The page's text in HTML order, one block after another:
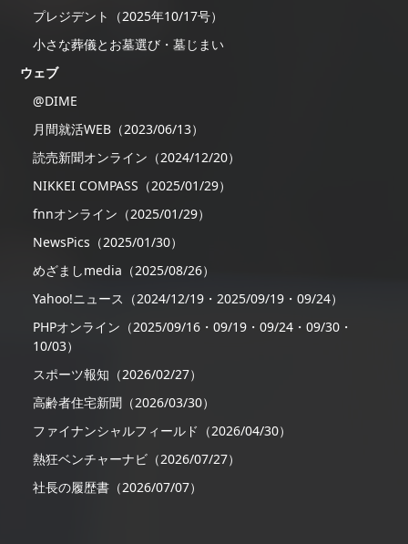
プレジデント（2025年10/17号）
小さな葬儀とお墓選び・墓じまい
ウェブ
@DIME
月間就活WEB（2023/06/13）
読売新聞オンライン（2024/12/20）
NIKKEI COMPASS（2025/01/29）
fnnオンライン（2025/01/29）
NewsPics（2025/01/30）
めざましmedia（2025/08/26）
Yahoo!ニュース（2024/12/19・2025/09/19・09/24）
PHPオンライン（2025/09/16・09/19・09/24・09/30・
10/03）
スポーツ報知（2026/02/27）
高齢者住宅新聞（2026/03/30）
ファイナンシャルフィールド（2026/04/30）
熱狂ベンチャーナビ（2026/07/27）
社長の履歴書（2026/07/07）